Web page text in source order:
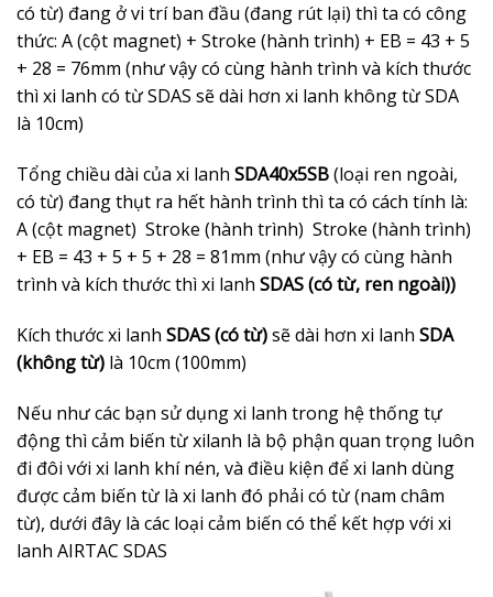
có từ) đang ở vi trí ban đầu (đang rút lại) thì ta có công
thức: A (cột magnet) + Stroke (hành trình) + EB = 43 + 5
+ 28 = 76mm (như vậy có cùng hành trình và kích thước
thì xi lanh có từ SDAS sẽ dài hơn xi lanh không từ SDA
là 10cm)
Tổng chiều dài của xi lanh SDA40x5SB(loại ren ngoài,
có từ) đang thụt ra hết hành trình thì ta có cách tính là:
A (cột magnet) Stroke (hành trình) Stroke (hành trình)
+ EB = 43 + 5 + 5 + 28 = 81mm (như vậy có cùng hành
trình và kích thước thì xi lanh SDAS (có từ, ren ngoài))
Kích thước xi lanh SDAS (có từ)sẽ dài hơn xi lanh SDA
(không từ) là 10cm (100mm)
Nếu như các bạn sử dụng xi lanh trong hệ thống tự
động thì cảm biến từ xilanh là bộ phận quan trọng luôn
đi đôi với xi lanh khí nén, và điều kiện để xi lanh dùng
được cảm biến từ là xi lanh đó phải có từ (nam châm
từ), dưới đây là các loại cảm biến có thể kết hợp với xi
lanh AIRTAC SDAS